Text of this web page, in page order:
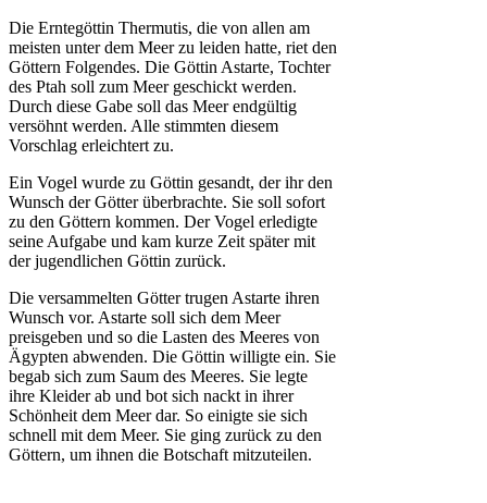
Die Erntegöttin Thermutis, die von allen am
meisten unter dem Meer zu leiden hatte, riet den
Göttern Folgendes. Die Göttin Astarte, Tochter
des Ptah soll zum Meer geschickt werden.
Durch diese Gabe soll das Meer endgültig
versöhnt werden. Alle stimmten diesem
Vorschlag erleichtert zu.
Ein Vogel wurde zu Göttin gesandt, der ihr den
Wunsch der Götter überbrachte. Sie soll sofort
zu den Göttern kommen. Der Vogel erledigte
seine Aufgabe und kam kurze Zeit später mit
der jugendlichen Göttin zurück.
Die versammelten Götter trugen Astarte ihren
Wunsch vor. Astarte soll sich dem Meer
preisgeben und so die Lasten des Meeres von
Ägypten abwenden. Die Göttin willigte ein. Sie
begab sich zum Saum des Meeres. Sie legte
ihre Kleider ab und bot sich nackt in ihrer
Schönheit dem Meer dar. So einigte sie sich
schnell mit dem Meer. Sie ging zurück zu den
Göttern, um ihnen die Botschaft mitzuteilen.